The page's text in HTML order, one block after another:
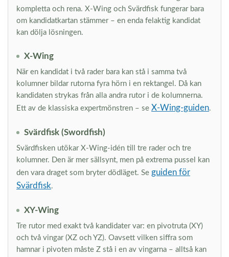
kompletta och rena. X-Wing och Svärdfisk fungerar bara
om kandidatkartan stämmer – en enda felaktig kandidat
kan dölja lösningen.
X-Wing
När en kandidat i två rader bara kan stå i samma två
kolumner bildar rutorna fyra hörn i en rektangel. Då kan
kandidaten strykas från alla andra rutor i de kolumnerna.
Ett av de klassiska expertmönstren – se X-Wing-guiden.
Svärdfisk (Swordfish)
Svärdfisken utökar X-Wing-idén till tre rader och tre
kolumner. Den är mer sällsynt, men på extrema pussel kan
den vara draget som bryter dödläget. Se guiden för
Svärdfisk.
XY-Wing
Tre rutor med exakt två kandidater var: en pivotruta (XY)
och två vingar (XZ och YZ). Oavsett vilken siffra som
hamnar i pivoten måste Z stå i en av vingarna – alltså kan